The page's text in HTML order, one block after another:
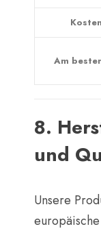
Kosten
Am
8.
und
Unsere